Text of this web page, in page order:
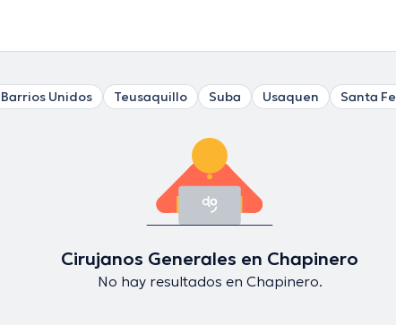
Barrios Unidos Teusaquillo Suba Usaquen Santa Fe
Cirujanos Generales en Chapinero
No hay resultados en Chapinero.